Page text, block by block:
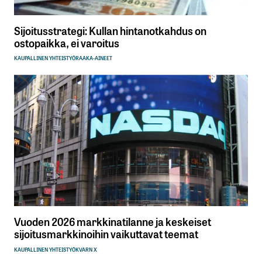
Sijoitusstrategi: Kullan hintanotkahdus on
ostopaikka, ei varoitus
KAUPALLINEN YHTEISTYÖRAAKA-AINEET
Vuoden 2026 markkinatilanne ja keskeiset
sijoitusmarkkinoihin vaikuttavat teemat
KAUPALLINEN YHTEISTYÖKVARN X